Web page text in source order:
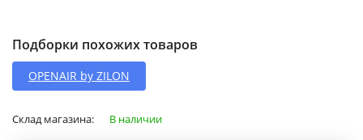
Подборки похожих товаров
OPENAIR by ZILON
Склад магазина: В наличии